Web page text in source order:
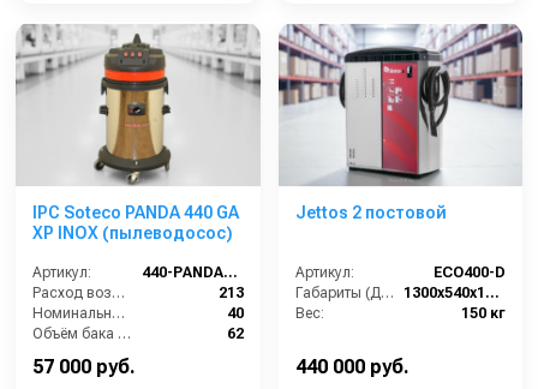
IPC Soteco PANDA 440 GA
XP INOX (пылеводосос)
Артикул:
440-PANDA-GA-XP
Расход воздуха (л/сек):
213
Номинальный диаметр принадлежностей (мм):
40
Объём бака (л):
62
57 000 руб.
Jettos 2 постовой
Артикул:
ECO400-D
Габариты (ДхШхВ):
1300х540х1360
Вес:
150 кг
440 000 руб.